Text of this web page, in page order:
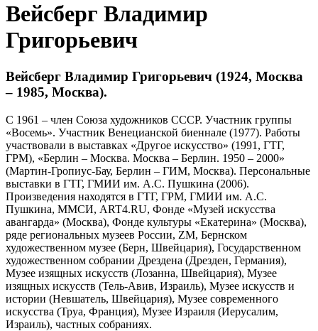
Вейсберг Владимир
Григорьевич
Вейсберг Владимир Григорьевич (1924, Москва
– 1985, Москва).
С 1961 – член Союза художников СССР. Участник группы
«Восемь». Участник Венецианской биеннале (1977). Работы
участвовали в выставках «Другое искусство» (1991, ГТГ,
ГРМ), «Берлин – Москва. Москва – Берлин. 1950 – 2000»
(Мартин-Гропиус-Бау, Берлин – ГИМ, Москва). Персональные
выставки в ГТГ, ГМИИ им. А.С. Пушкина (2006).
Произведения находятся в ГТГ, ГРМ, ГМИИ им. А.С.
Пушкина, ММСИ, ART4.RU, Фонде «Музей искусства
авангарда» (Москва), Фонде культуры «Екатерина» (Москва),
ряде региональных музеев России, ZM, Бернском
художественном музее (Берн, Швейцария), Государственном
художественном собрании Дрездена (Дрезден, Германия),
Музее изящных искусств (Лозанна, Швейцария), Музее
изящных искусств (Тель-Авив, Израиль), Музее искусств и
истории (Невшатель, Швейцария), Музее современного
искусства (Труа, Франция), Музее Израиля (Иерусалим,
Израиль), частных собраниях.